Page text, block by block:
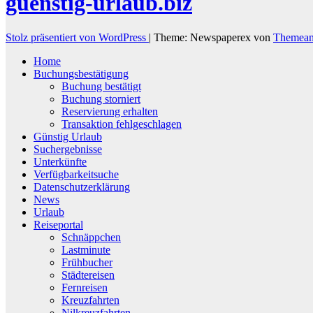
Stolz präsentiert von WordPress | Theme: Newspaperex von
Home
Buchungsbestätigung
Buchung bestätigt
Buchung storniert
Reservierung erhalten
Transaktion fehlgeschlagen
Günstig Urlaub
Suchergebnisse
Unterkünfte
Verfügbarkeitsuche
Datenschutzerklärung
News
Urlaub
Reiseportal
Schnäppchen
Lastminute
Frühbucher
Städtereisen
Fernreisen
Kreuzfahrten